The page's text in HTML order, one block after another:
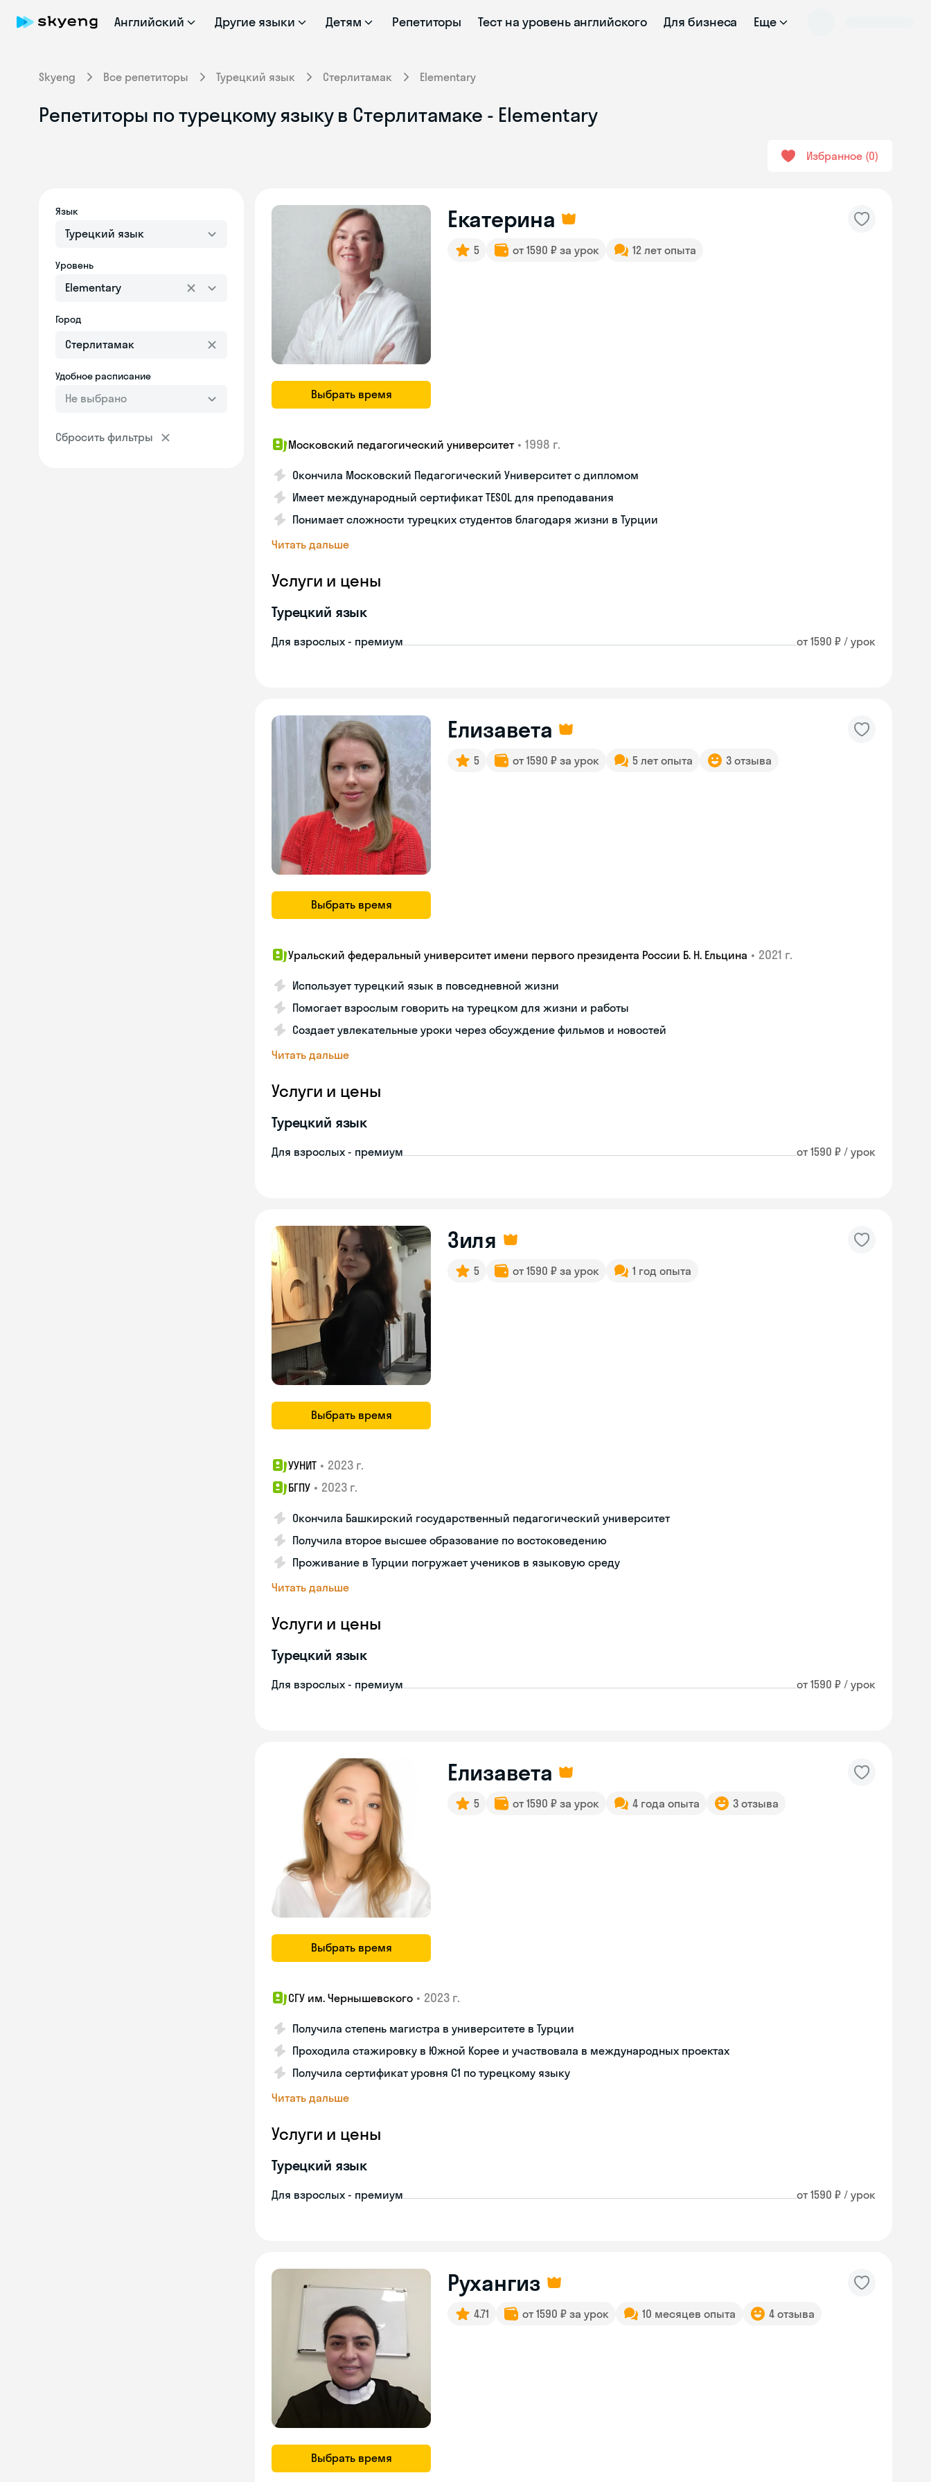
Английский Другие языки Детям Репетиторы Тест на уровень английского Для бизнеса Еще
Skyeng Все репетиторы Турецкий язык Стерлитамак Elementary
Репетиторы по турецкому языку в Стерлитамаке - Elementary
Избранное 0
Язык
Турецкий язык
Уровень
Elementary
Город
Удобное расписание
Не выбрано
Сбросить фильтры
Выбрать время
Екатерина
5 от 1590 ₽ за урок 12 лет опыта
Московский педагогический университет • 1998 г.
Окончила Московский Педагогический Университет с дипломом
Имеет международный сертификат TESOL для преподавания
Понимает сложности турецких студентов благодаря жизни в Турции
Читать дальше
Услуги и цены
Турецкий язык
Для взрослых - премиум от 1590 ₽ / урок
Выбрать время
Елизавета
5 от 1590 ₽ за урок 5 лет опыта 3 отзыва
Уральский федеральный университет имени первого президента России Б. Н. Ельцина • 2021 г.
Использует турецкий язык в повседневной жизни
Помогает взрослым говорить на турецком для жизни и работы
Создает увлекательные уроки через обсуждение фильмов и новостей
Читать дальше
Услуги и цены
Турецкий язык
Для взрослых - премиум от 1590 ₽ / урок
Выбрать время
Зиля
5 от 1590 ₽ за урок 1 год опыта
УУНИТ • 2023 г.
БГПУ • 2023 г.
Окончила Башкирский государственный педагогический университет
Получила второе высшее образование по востоковедению
Проживание в Турции погружает учеников в языковую среду
Читать дальше
Услуги и цены
Турецкий язык
Для взрослых - премиум от 1590 ₽ / урок
Выбрать время
Елизавета
5 от 1590 ₽ за урок 4 года опыта 3 отзыва
СГУ им. Чернышевского • 2023 г.
Получила степень магистра в университете в Турции
Проходила стажировку в Южной Корее и участвовала в международных проектах
Получила сертификат уровня C1 по турецкому языку
Читать дальше
Услуги и цены
Турецкий язык
Для взрослых - премиум от 1590 ₽ / урок
Выбрать время
Рухангиз
4.71 от 1590 ₽ за урок 10 месяцев опыта 4 отзыва